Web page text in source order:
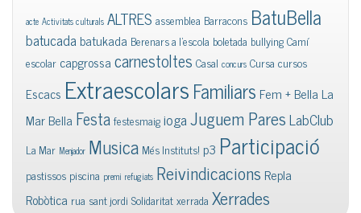
acte Activitats culturals ALTRES assemblea Barracons BatuBella
batucadabatukada Berenars a l'escola boletada bullyingCamí
escolar capgrossacarnestoltes Casal concurs Cursa cursos
Escacs ExtraescolarsFamiliars Fem + Bella La
Mar Bella FestafestesmaigiogaJuguem ParesLabClub
La Mar Menjador Musica Més Instituts! p3 Participació
pastissos piscina premi refugiats Reivindicacions Repla
Robòtica rua sant jordi Solidaritatxerrada Xerrades